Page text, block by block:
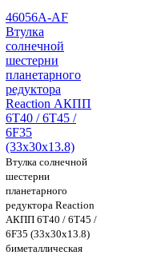
46056A-AF
Втулка
солнечной
шестерни
планетарного
редуктора
Reaction АКПП
6Т40 / 6Т45 /
6F35
(33x30x13.8)
Втулка солнечной
шестерни
планетарного
редуктора Reaction
АКПП 6Т40 / 6Т45 /
6F35 (33x30x13.8)
биметаллическая